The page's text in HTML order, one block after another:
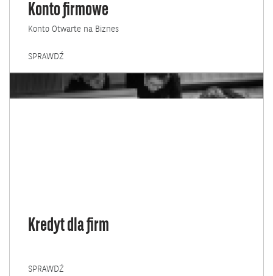
Konto firmowe
Konto Otwarte na Biznes
SPRAWDŹ
Kredyt dla firm
SPRAWDŹ